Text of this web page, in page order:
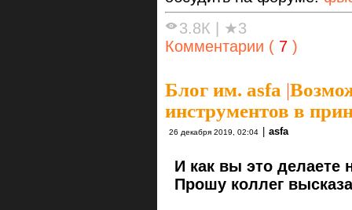
3.8К | ★3
Комментарии ( 7 )
Блог им. asfa |
инструментов в
26 декабря 2019, 02:04 | asfa
И как вы это делаете
Прошу коллег